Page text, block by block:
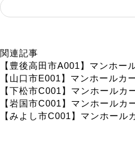
関連記事
【豊後高田市A001】マンホー
【山口市E001】マンホールカ
【下松市C001】マンホールカ
【岩国市C001】マンホールカ
【みよし市C001】マンホール